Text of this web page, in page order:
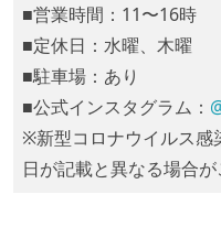
■営業時間：11〜16時
■定休日：水曜、木曜
■駐車場：あり
■公式インスタグラム：
※新型コロナウイルス感
日が記載と異なる場合